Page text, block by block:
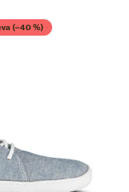
(–40 %)